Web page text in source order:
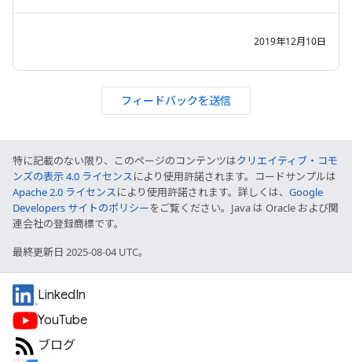
存のツールを統合し、ユーザー エクスペリエンスと機能を向
2019年12月10日
フィードバックを送信
特に記載のない限り、このページのコンテンツはクリエイティブ・コモ
ンズの表示 4.0 ライセンス により使用許諾されます。コードサンプルは
Apache 2.0 ライセンス により使用許諾されます。詳しくは、 Google
Developers サイトのポリシーをご覧ください。Java は Oracle および関
連会社の登録商標です。
最終更新日 2025-08-04 UTC。
LinkedIn
YouTube
ブログ